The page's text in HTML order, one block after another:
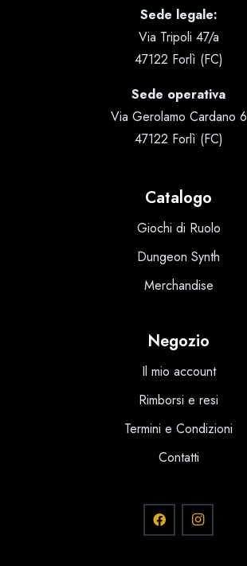
Sede legale:
Via Tripoli 47/a
47122 Forlì (FC)
Sede operativa
Via Gerolamo Cardano 6
47122 Forlì (FC)
Catalogo
Giochi di Ruolo
Dungeon Synth
Merchandise
Negozio
Il mio account
Rimborsi e resi
Termini e Condizioni
Contatti